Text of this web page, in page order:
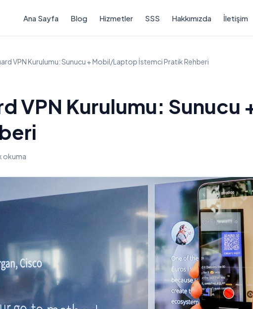
Ana Sayfa Blog Hizmetler SSS Hakkımızda İletişim
VPN Kurulumu: Sunucu + Mobil/Laptop İstemci Pratik Rehberi
VPN Kurulumu:
okuma